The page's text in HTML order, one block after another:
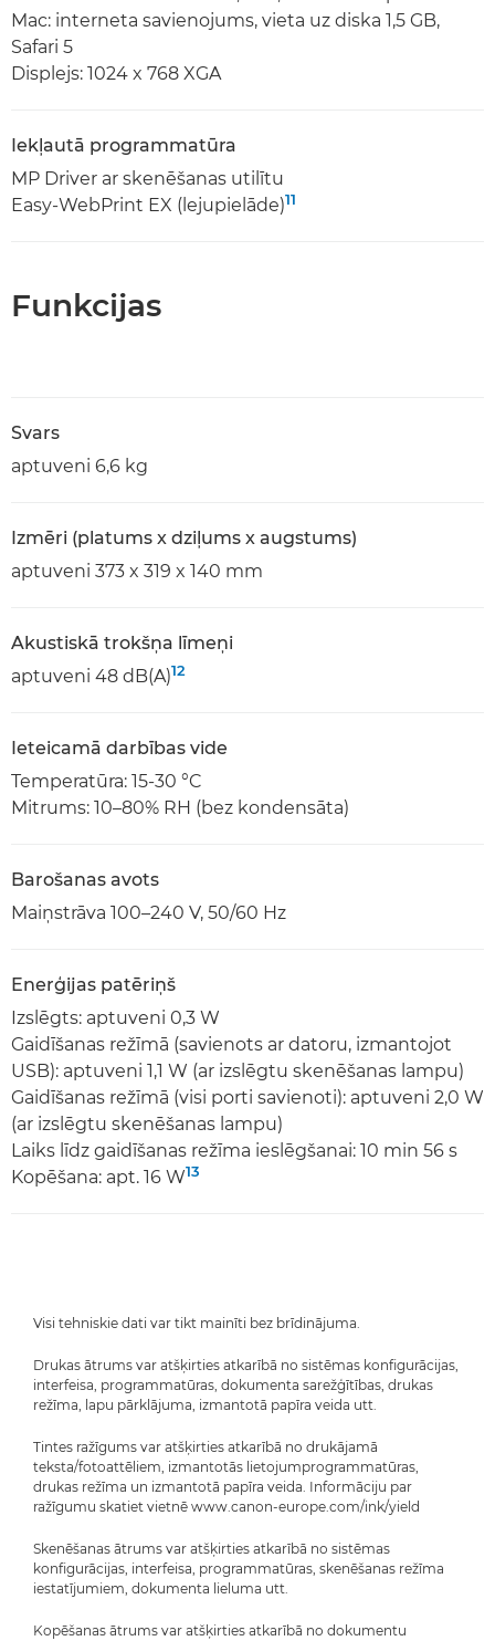
Mac: interneta savienojums, vieta uz diska 1,5 GB,
Safari 5
Displejs: 1024 x 768 XGA
Iekļautā programmatūra
MP Driver ar skenēšanas utilītu
Easy-WebPrint EX (lejupielāde)11
Funkcijas
Svars
aptuveni 6,6 kg
Izmēri (platums x dziļums x augstums)
aptuveni 373 x 319 x 140 mm
Akustiskā trokšņa līmeņi
aptuveni 48 dB(A)12
Ieteicamā darbības vide
Temperatūra: 15-30 °C
Mitrums: 10–80% RH (bez kondensāta)
Barošanas avots
Maiņstrāva 100–240 V, 50/60 Hz
Enerģijas patēriņš
Izslēgts: aptuveni 0,3 W
Gaidīšanas režīmā (savienots ar datoru, izmantojot
USB): aptuveni 1,1 W (ar izslēgtu skenēšanas lampu)
Gaidīšanas režīmā (visi porti savienoti): aptuveni 2,0 W
(ar izslēgtu skenēšanas lampu)
Laiks līdz gaidīšanas režīma ieslēgšanai: 10 min 56 s
Kopēšana: apt. 16 W13
Visi tehniskie dati var tikt mainīti bez brīdinājuma.
Drukas ātrums var atšķirties atkarībā no sistēmas konfigurācijas,
interfeisa, programmatūras, dokumenta sarežģītības, drukas
režīma, lapu pārklājuma, izmantotā papīra veida utt.
Tintes ražīgums var atšķirties atkarībā no drukājamā
teksta/fotoattēliem, izmantotās lietojumprogrammatūras,
drukas režīma un izmantotā papīra veida. Informāciju par
ražīgumu skatiet vietnē www.canon-europe.com/ink/yield
Skenēšanas ātrums var atšķirties atkarībā no sistēmas
konfigurācijas, interfeisa, programmatūras, skenēšanas režīma
iestatījumiem, dokumenta lieluma utt.
Kopēšanas ātrums var atšķirties atkarībā no dokumentu